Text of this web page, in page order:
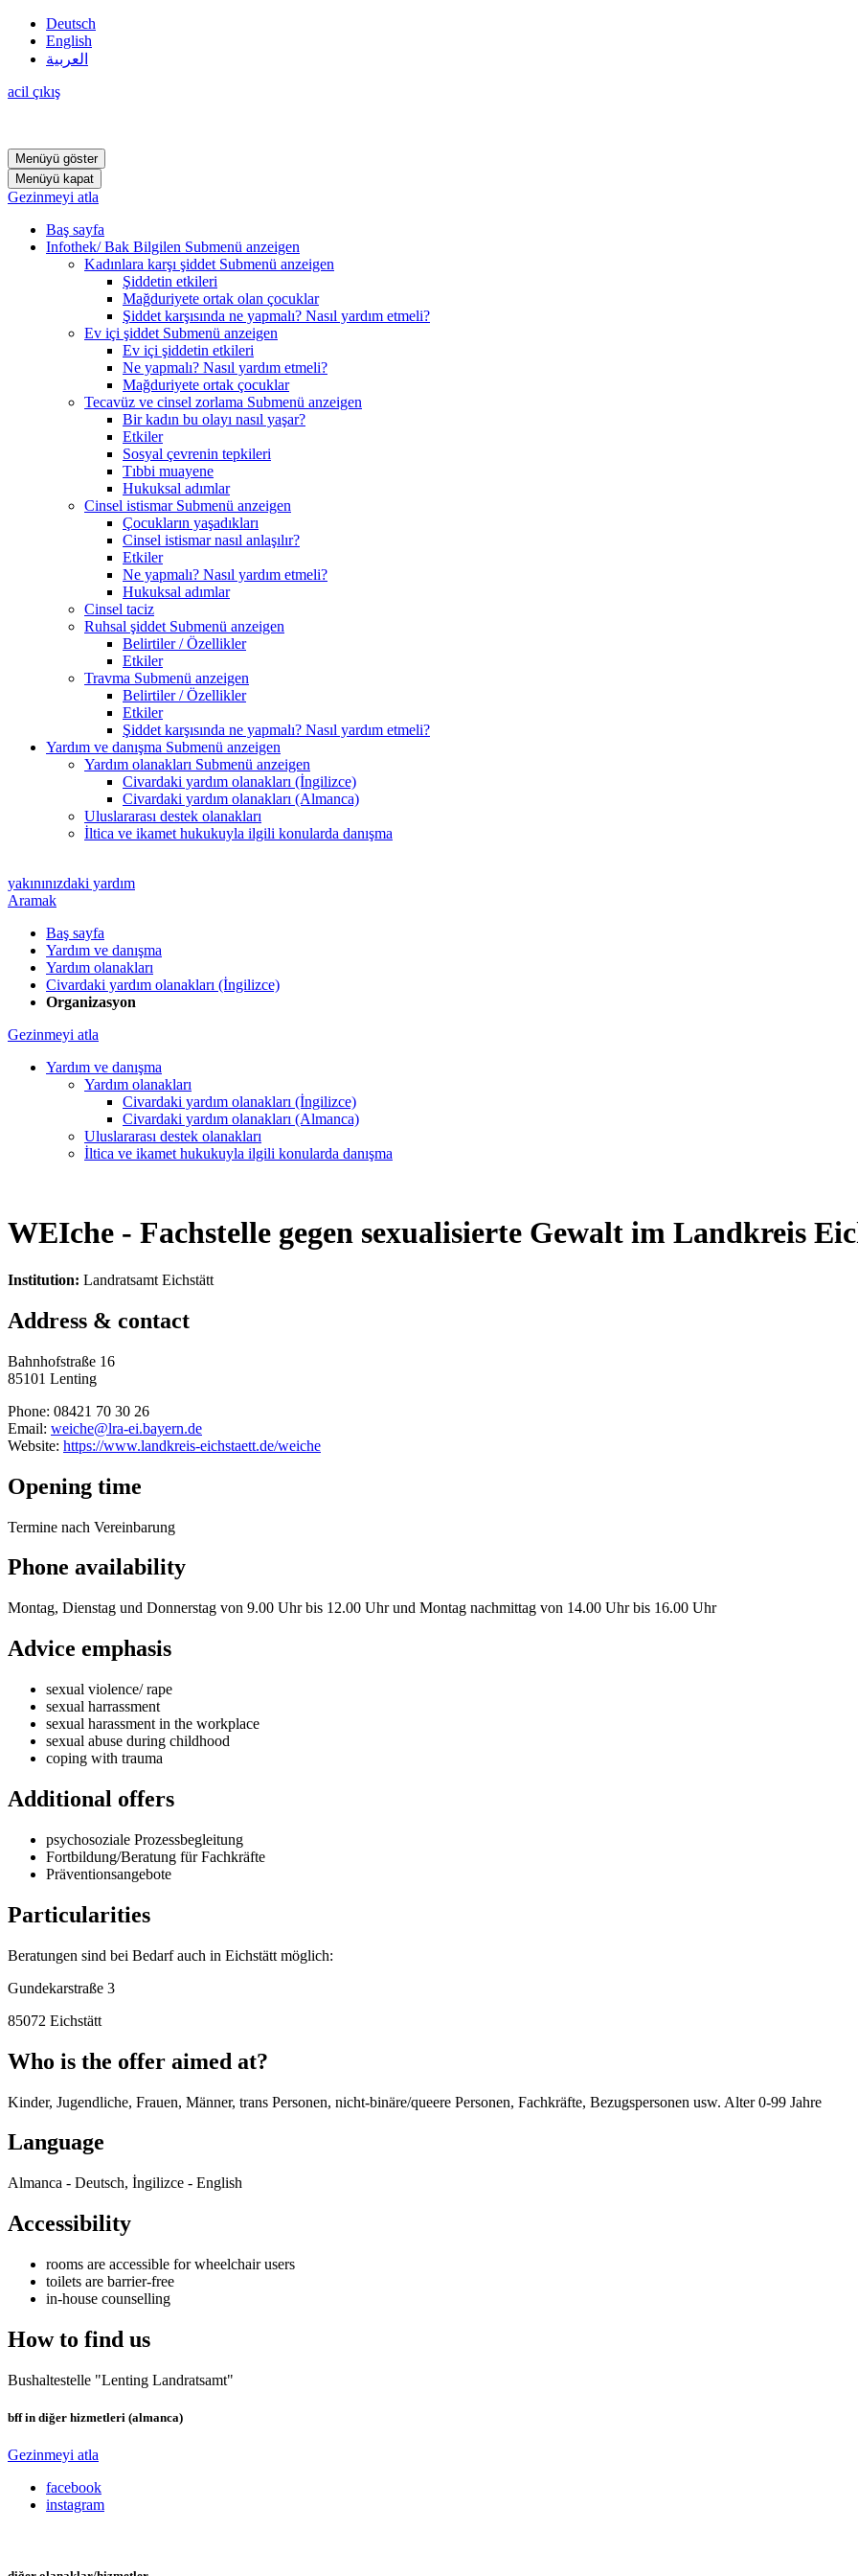
Deutsch
English
العربية
acil çıkış
Menüyü göster
Menüyü kapat
Gezinmeyi atla
Baş sayfa
Infothek/ Bak Bilgilen Submenü anzeigen
Kadınlara karşı şiddet Submenü anzeigen
Şiddetin etkileri
Mağduriyete ortak olan çocuklar
Şiddet karşısında ne yapmalı? Nasıl yardım etmeli?
Ev içi şiddet Submenü anzeigen
Ev içi şiddetin etkileri
Ne yapmalı? Nasıl yardım etmeli?
Mağduriyete ortak çocuklar
Tecavüz ve cinsel zorlama Submenü anzeigen
Bir kadın bu olayı nasıl yaşar?
Etkiler
Sosyal çevrenin tepkileri
Tıbbi muayene
Hukuksal adımlar
Cinsel istismar Submenü anzeigen
Çocukların yaşadıkları
Cinsel istismar nasıl anlaşılır?
Etkiler
Ne yapmalı? Nasıl yardım etmeli?
Hukuksal adımlar
Cinsel taciz
Ruhsal şiddet Submenü anzeigen
Belirtiler / Özellikler
Etkiler
Travma Submenü anzeigen
Belirtiler / Özellikler
Etkiler
Şiddet karşısında ne yapmalı? Nasıl yardım etmeli?
Yardım ve danışma Submenü anzeigen
Yardım olanakları Submenü anzeigen
Civardaki yardım olanakları (İngilizce)
Civardaki yardım olanakları (Almanca)
Uluslararası destek olanakları
İltica ve ikamet hukukuyla ilgili konularda danışma
yakınınızdaki yardım
Aramak
Baş sayfa
Yardım ve danışma
Yardım olanakları
Civardaki yardım olanakları (İngilizce)
Organizasyon
Gezinmeyi atla
Yardım ve danışma
Yardım olanakları
Civardaki yardım olanakları (İngilizce)
Civardaki yardım olanakları (Almanca)
Uluslararası destek olanakları
İltica ve ikamet hukukuyla ilgili konularda danışma
WEIche - Fachstelle gegen sexualisierte Gewalt im Landkreis
Institution: Landratsamt Eichstätt
Address & contact
Bahnhofstraße 16
85101 Lenting
Phone: 08421 70 30 26
Email: weiche@lra-ei.bayern.de
Website: https://www.landkreis-eichstaett.de/weiche
Opening time
Termine nach Vereinbarung
Phone availability
Montag, Dienstag und Donnerstag von 9.00 Uhr bis 12.00 Uhr und Montag nachmittag von 14.00 Uhr bis 16.00 Uhr
Advice emphasis
sexual violence/ rape
sexual harrassment
sexual harassment in the workplace
sexual abuse during childhood
coping with trauma
Additional offers
psychosoziale Prozessbegleitung
Fortbildung/Beratung für Fachkräfte
Präventionsangebote
Particularities
Beratungen sind bei Bedarf auch in Eichstätt möglich:
Gundekarstraße 3
85072 Eichstätt
Who is the offer aimed at?
Kinder, Jugendliche, Frauen, Männer, trans Personen, nicht-binäre/queere Personen, Fachkräfte, Bezugspersonen usw. Alter 0-99 Jahre
Language
Almanca - Deutsch, İngilizce - English
Accessibility
rooms are accessible for wheelchair users
toilets are barrier-free
in-house counselling
How to find us
Bushaltestelle "Lenting Landratsamt"
bff in diğer hizmetleri (almanca)
Gezinmeyi atla
facebook
instagram